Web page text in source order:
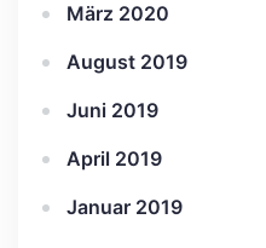
März 2020
August 2019
Juni 2019
April 2019
Januar 2019